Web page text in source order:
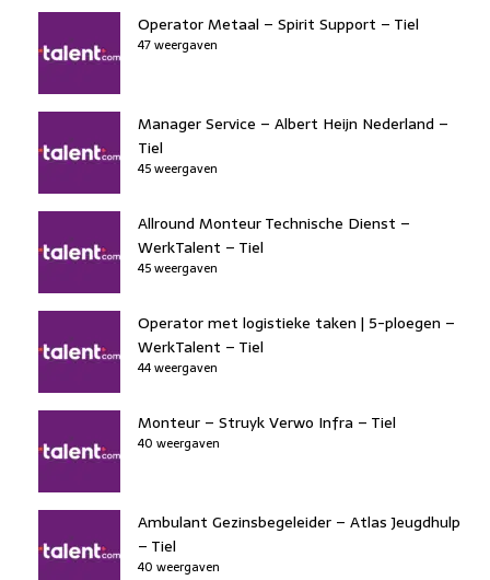
Operator Metaal – Spirit Support – Tiel
47 weergaven
Manager Service – Albert Heijn Nederland –
Tiel
45 weergaven
Allround Monteur Technische Dienst –
WerkTalent – Tiel
45 weergaven
Operator met logistieke taken | 5-ploegen –
WerkTalent – Tiel
44 weergaven
Monteur – Struyk Verwo Infra – Tiel
40 weergaven
Ambulant Gezinsbegeleider – Atlas Jeugdhulp
– Tiel
40 weergaven